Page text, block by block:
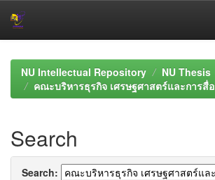
navigationNU Intellectual Repository
NU Thesis
คณะบริหารธุรกิจ เศรษฐศาสตร์และการสื่
Search
Search: